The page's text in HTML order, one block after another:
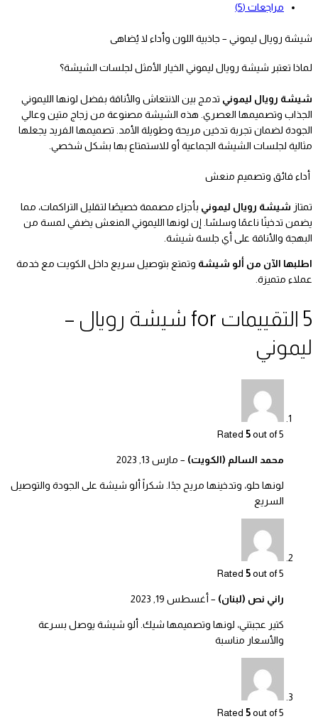
مراجعات (5)
شيشة رويال ليموني – جاذبية اللون وأداء لا يُضاهى
لماذا تعتبر شيشة رويال ليموني الخيار الأمثل لجلسات الشيشة؟
شيشة رويال ليموني تدمج بين الانتعاش والأناقة بفضل لونها الليموني
الجذاب وتصميمها العصري. هذه الشيشة مصنوعة من زجاج متين وعالي
الجودة لضمان تجربة تدخين مريحة وطويلة الأمد. تصميمها الفريد يجعلها
مثالية لجلسات الشيشة الجماعية أو للاستمتاع بها بشكل شخصي.
أداء فائق وتصميم منعش
تمتاز شيشة رويال ليموني بأجزاء مصممة خصيصًا لتقليل التراكمات، مما
يضمن تدخينًا ناعمًا وسلسًا. إن لونها الليموني المنعش يضفي لمسة من
البهجة والأناقة على أي جلسة شيشة.
اطلبها الآن من ألو شيشة وتمتع بتوصيل سريع داخل الكويت مع خدمة
عملاء متميزة.
5 التقييمات for
شيشة رويال –
ليموني
Rated 5out of 5
محمد السالم (الكويت) – مارس 13, 2023
لونها حلو، وتدخينها مريح جدًا. شكراً ألو شيشة على الجودة والتوصيل
السريع
Rated 5out of 5
راني نص (لبنان) – أغسطس 19, 2023
كتير عجبتني، لونها وتصميمها شيك. ألو شيشة يوصل بسرعة
والأسعار مناسبة
Rated 5out of 5